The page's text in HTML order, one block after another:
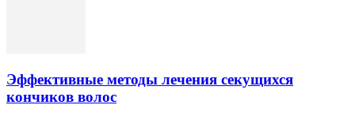
Эффективные методы лечения секущихся
кончиков волос